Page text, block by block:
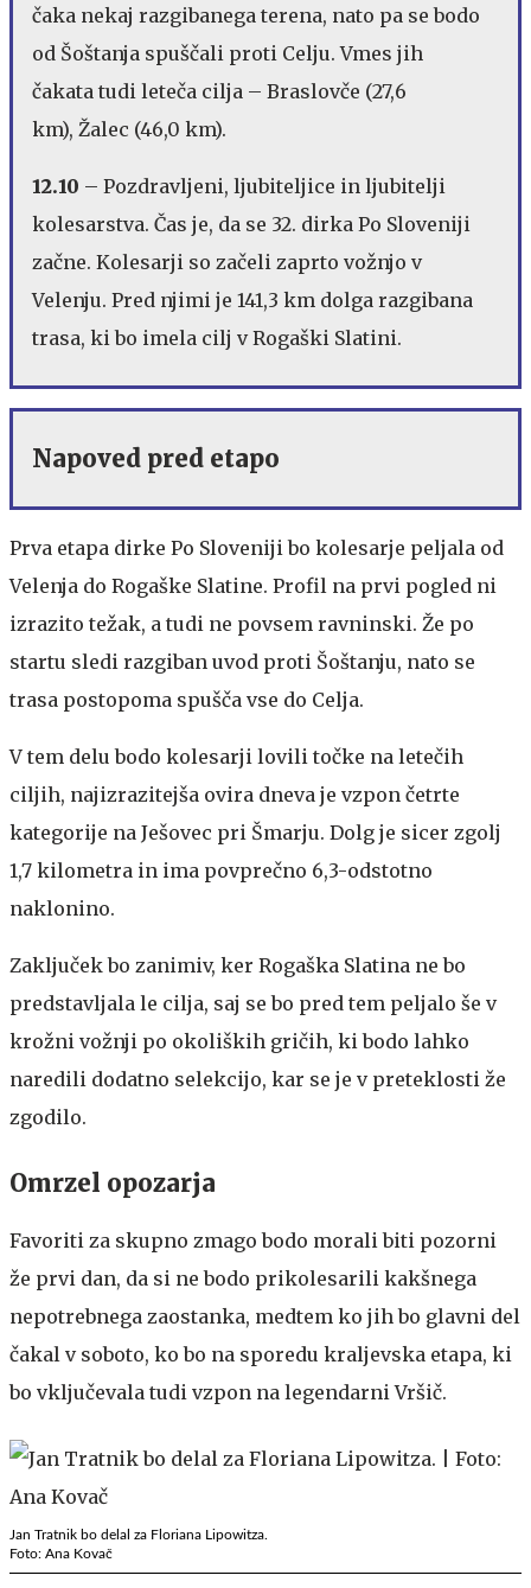
čaka nekaj razgibanega terena, nato pa se bodo
od Šoštanja spuščali proti Celju. Vmes jih
čakata tudi leteča cilja – Braslovče (27,6
km), Žalec (46,0 km).
12.10 – Pozdravljeni, ljubiteljice in ljubitelji
kolesarstva. Čas je, da se 32. dirka Po Sloveniji
začne. Kolesarji so začeli zaprto vožnjo v
Velenju. Pred njimi je 141,3 km dolga razgibana
trasa, ki bo imela cilj v Rogaški Slatini.
Napoved pred etapo
Prva etapa dirke Po Sloveniji bo kolesarje peljala od
Velenja do Rogaške Slatine. Profil na prvi pogled ni
izrazito težak, a tudi ne povsem ravninski. Že po
startu sledi razgiban uvod proti Šoštanju, nato se
trasa postopoma spušča vse do Celja.
V tem delu bodo kolesarji lovili točke na letečih
ciljih, najizrazitejša ovira dneva je vzpon četrte
kategorije na Ješovec pri Šmarju. Dolg je sicer zgolj
1,7 kilometra in ima povprečno 6,3-odstotno
naklonino.
Zaključek bo zanimiv, ker Rogaška Slatina ne bo
predstavljala le cilja, saj se bo pred tem peljalo še v
krožni vožnji po okoliških gričih, ki bodo lahko
naredili dodatno selekcijo, kar se je v preteklosti že
zgodilo.
Omrzel opozarja
Favoriti za skupno zmago bodo morali biti pozorni
že prvi dan, da si ne bodo prikolesarili kakšnega
nepotrebnega zaostanka, medtem ko jih bo glavni del
čakal v soboto, ko bo na sporedu kraljevska etapa, ki
bo vključevala tudi vzpon na legendarni Vršič.
Jan Tratnik bo delal za Floriana Lipowitza.
Foto: Ana Kovač